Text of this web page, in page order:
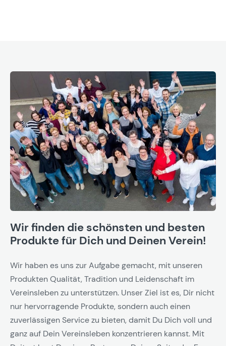
Wir finden die schönsten und besten
Produkte für Dich und Deinen Verein!
Wir haben es uns zur Aufgabe gemacht, mit unseren
Produkten Qualität, Tradition und Leidenschaft im
Vereinsleben zu unterstützen. Unser Ziel ist es, Dir nicht
nur hervorragende Produkte, sondern auch einen
zuverlässigen Service zu bieten, damit Du Dich voll und
ganz auf Dein Vereinsleben konzentrieren kannst. Mit